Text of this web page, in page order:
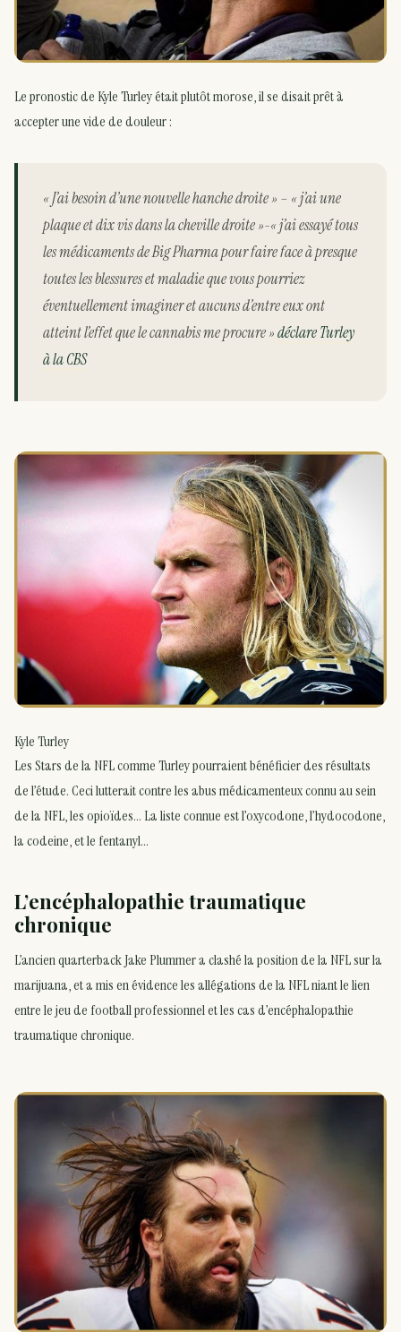
Le pronostic de Kyle Turley était plutôt morose, il se disait prêt à
accepter une vide de douleur :
« J’ai besoin d’une nouvelle hanche droite » – « j’ai une
plaque et dix vis dans la cheville droite »-« j’ai essayé tous
les médicaments de Big Pharma pour faire face à presque
toutes les blessures et maladie que vous pourriez
éventuellement imaginer et aucuns d’entre eux ont
atteint l’effet que le cannabis me procure »déclare Turley
à la CBS
Kyle Turley
Les Stars de la NFL comme Turley pourraient bénéficier des résultats
de l’étude. Ceci lutterait contre les abus médicamenteux connu au sein
de la NFL, les opioïdes… La liste connue est l’oxycodone, l’hydocodone,
la codeine, et le fentanyl…
L’encéphalopathie traumatique
chronique
L’ancien quarterback Jake Plummer a clashé la position de la NFL sur la
marijuana, et a mis en évidence les allégations de la NFL niant le lien
entre le jeu de football professionnel et les cas d’encéphalopathie
traumatique chronique.